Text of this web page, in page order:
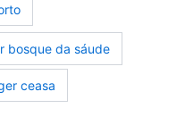
bosque da sáude
ceasa